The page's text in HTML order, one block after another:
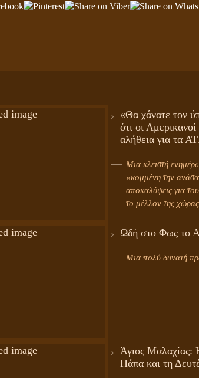
«Θα χάνατε τον
ότι οι
αλήθεια για τα
Μια κλειστή
«κομμένη την
αποκαλύψεις για
το μέλλον της
Ωδή στο Φως το
Μια πολύ δυνατή
Άγιος Μαλαχίας:
Πάπα και τη